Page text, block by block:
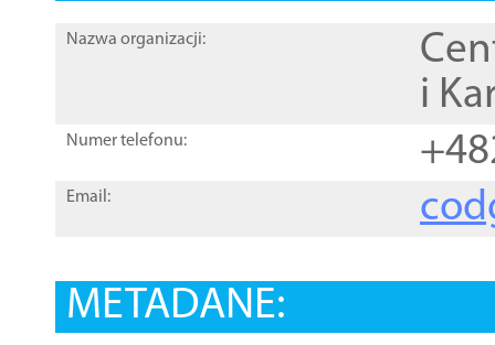
Nazwa organizacji:
i
Numer telefonu:
Email:
METADANE: